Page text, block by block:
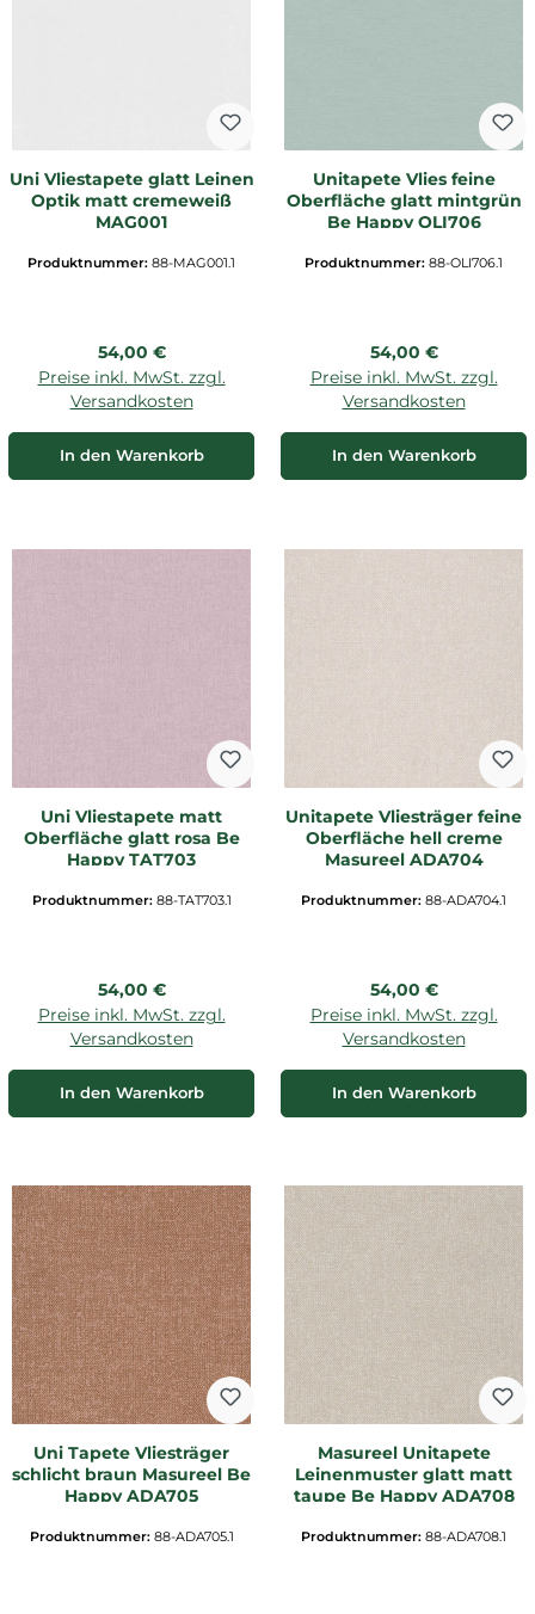
Uni Vliestapete glatt Leinen
Optik matt cremeweiß
MAG001
Produktnummer: 88-MAG001.1
Regulärer Preis:
54,00 €
Preise inkl. MwSt. zzgl.
Versandkosten
In den Warenkorb
Unitapete Vlies feine
Oberfläche glatt mintgrün
Be Happy OLI706
Produktnummer: 88-OLI706.1
Regulärer Preis:
54,00 €
Preise inkl. MwSt. zzgl.
Versandkosten
In den Warenkorb
Uni Vliestapete matt
Oberfläche glatt rosa Be
Happy TAT703
Produktnummer: 88-TAT703.1
Regulärer Preis:
54,00 €
Preise inkl. MwSt. zzgl.
Versandkosten
In den Warenkorb
Unitapete Vliesträger feine
Oberfläche hell creme
Masureel ADA704
Produktnummer: 88-ADA704.1
Regulärer Preis:
54,00 €
Preise inkl. MwSt. zzgl.
Versandkosten
In den Warenkorb
Uni Tapete Vliesträger
schlicht braun Masureel Be
Happy ADA705
Produktnummer: 88-ADA705.1
Masureel Unitapete
Leinenmuster glatt matt
taupe Be Happy ADA708
Produktnummer: 88-ADA708.1